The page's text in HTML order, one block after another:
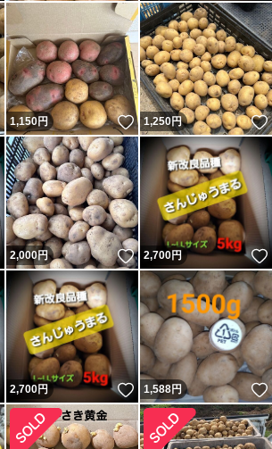
いいね！
1,150円 いいね！
1,250円
いいね！
2,000円 いいね！
2,700円
いいね！
2,700円 いいね！
1,588円